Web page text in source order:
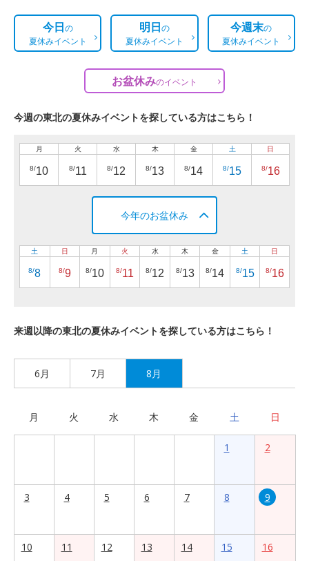
今日の
夏休みイベント
明日の
夏休みイベント
今週末の
夏休みイベント
お盆休みのイベント
今週の東北の夏休みイベントを探している方はこちら！
月
8/10
火
8/11
水
8/12
木
8/13
金
8/14
土
8/15
日
8/16
今年のお盆休み
土
8/8
日
8/9
月
8/10
火
8/11
水
8/12
木
8/13
金
8/14
土
8/15
日
8/16
来週以降の東北の夏休みイベントを探している方はこちら！
6月 7月 8月
月 火 水 木 金 土 日
1 2
3 4 5 6 7 8 9
10
11
12
13
14
15
16